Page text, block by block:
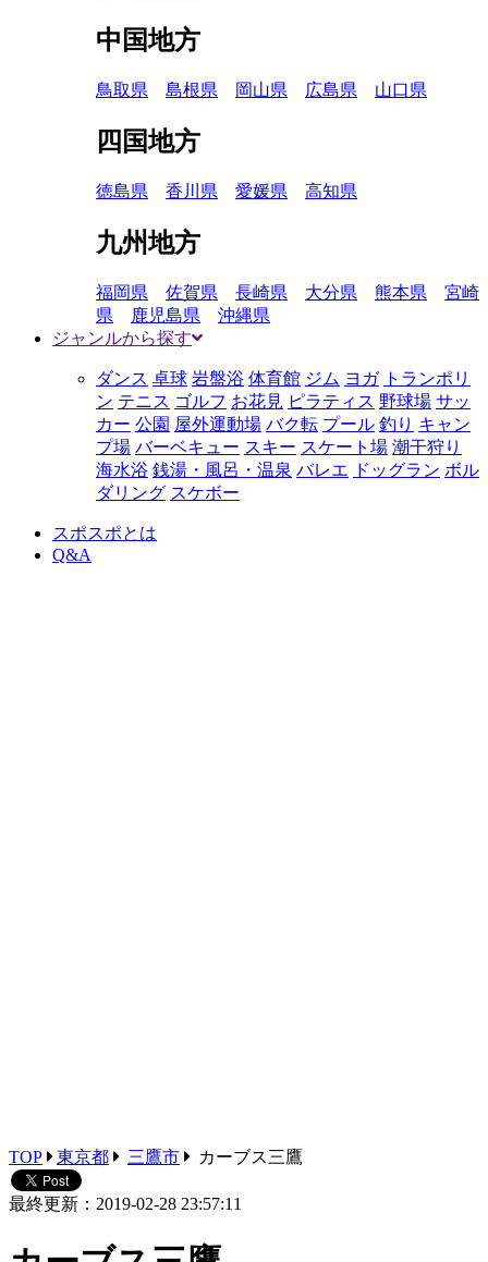
中国地方
鳥取県 島根県 岡山県 広島県 山口県
四国地方
徳島県 香川県 愛媛県 高知県
九州地方
福岡県 佐賀県 長崎県 大分県 熊本県
宮崎
県
鹿児島県
沖縄県
ジャンルから探す
ダンス 卓球 岩盤浴 体育館 ジム ヨガ トランポリ
ン テニス ゴルフ お花見 ピラティス 野球場 サッ
カー 公園 屋外運動場 バク転 プール 釣り キャン
プ場 バーベキュー スキー スケート場 潮干狩り
海水浴 銭湯・風呂・温泉 バレエ ドッグラン ボル
ダリング スケボー
スポスポとは
Q&A
TOP 東京都 三鷹市 カーブス三鷹
最終更新：2019-02-28 23:57:11